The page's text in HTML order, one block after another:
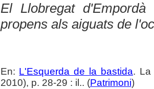
El Llobregat
propens als aiguats de
En: L'Esquerda de la bastida. La
2010), p. 28-29 : il.. (Patrimoni)